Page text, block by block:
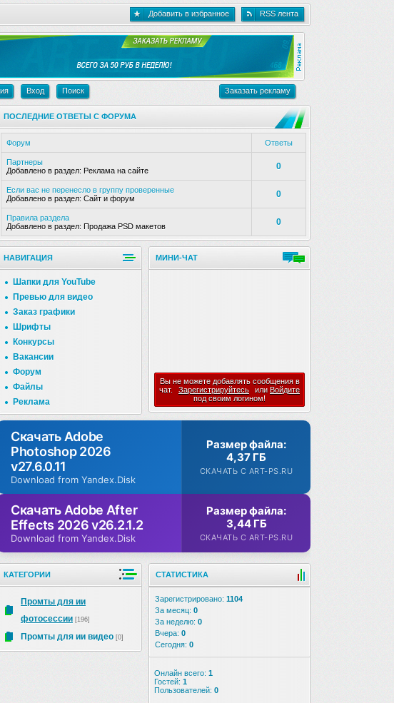
Добавить в избранное RSS лента
Вход Поиск Заказать рекламу
ПОСЛЕДНИЕ ОТВЕТЫ С ФОРУМА
Форум Ответы
Партнеры
Добавлено в раздел: Реклама на сайте 0
Если вас не перенесло в группу проверенные
Добавлено в раздел: Сайт и форум 0
Правила раздела
Добавлено в раздел: Продажа PSD макетов 0
НАВИГАЦИЯ
Шапки для YouTube
Превью для видео
Заказ графики
Шрифты
Конкурсы
Вакансии
Форум
Файлы
Реклама
МИНИ-ЧАТ
Вы не можете добавлять сообщения в
чат.
Зарегистрируйтесь или Войдите
под своим логином!
Скачать Adobe
Photoshop 2026
v27.6.0.11
Download from Yandex.Disk
Размер файла:
4,37 ГБ
СКАЧАТЬ С ART-PS.RU
Скачать Adobe After
Effects 2026 v26.2.1.2
Download from Yandex.Disk
Размер файла:
3,44 ГБ
СКАЧАТЬ С ART-PS.RU
КАТЕГОРИИ
Промты для ии
фотосессии [196]
Промты для ии видео [0]
СТАТИСТИКА
Зарегистрировано: 1104
За месяц: 0
За неделю: 0
Вчера: 0
Сегодня: 0
Онлайн всего: 1
Гостей: 1
Пользователей: 0